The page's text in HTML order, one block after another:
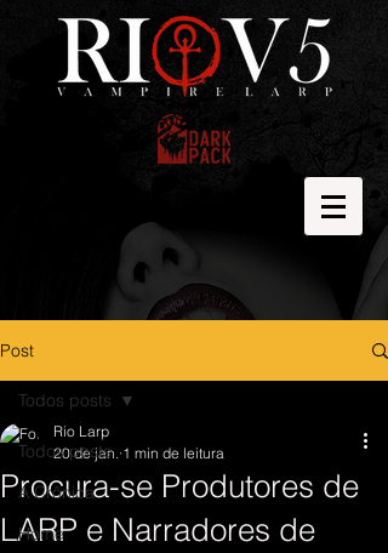
Post
Todos posts
A Crônica
Home
Todos posts
Procura-se Produtores de
LARP e Narradores de
Rio Larp
20 de jan. 1 min de leitura